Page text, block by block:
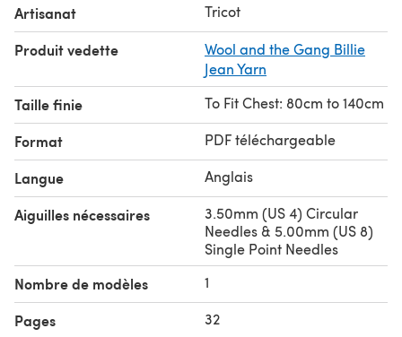
Artisanat Tricot
Produit vedette
Wool and the Gang Billie
Jean Yarn
Taille finie To Fit Chest: 80cm to 140cm
Format PDF téléchargeable
Langue Anglais
Aiguilles nécessaires
3.50mm (US 4) Circular
Needles & 5.00mm (US 8)
Single Point Needles
Nombre de modèles 1
Pages 32